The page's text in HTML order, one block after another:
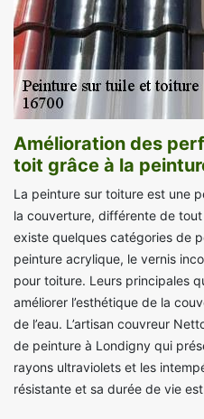
Amélioration des
toit grâce à la
La peinture sur toiture est une
la couverture, différente de
existe quelques catégories de
peinture acrylique, le vernis
pour toiture. Leurs principales
améliorer l’esthétique de la
de l’eau. L’artisan couvreur
de peinture à Londigny qui
rayons ultraviolets et les
résistante et sa durée de vie